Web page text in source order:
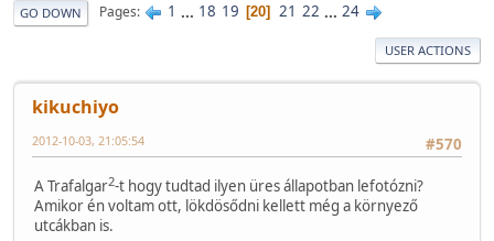
GO DOWN Pages 1 ... 18 19 20 21 22 ... 24
USER ACTIONS
kikuchiyo
#570
2012-10-03, 21:05:54
A Trafalgar2-t hogy tudtad ilyen üres állapotban lefotózni?
Amikor én voltam ott, lökdösődni kellett még a környező
utcákban is.